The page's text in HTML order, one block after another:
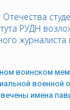
РУДН
воинском
военной
имена